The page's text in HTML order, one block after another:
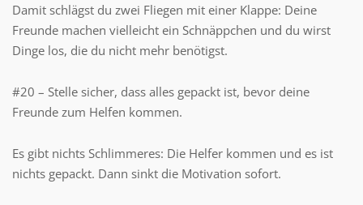
Damit schlägst du zwei Fliegen mit einer Klappe: Deine
Freunde machen vielleicht ein Schnäppchen und du wirst
Dinge los, die du nicht mehr benötigst.
#20 – Stelle sicher, dass alles gepackt ist, bevor deine
Freunde zum Helfen kommen.
Es gibt nichts Schlimmeres: Die Helfer kommen und es ist
nichts gepackt. Dann sinkt die Motivation sofort.